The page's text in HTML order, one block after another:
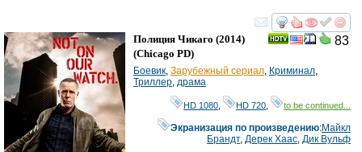
смотреть
83
Полиция Чикаго (2014)
(Chicago PD)
Боевик, Зарубежный сериал, Криминал,
Триллер, драма
HD 1080 HD 720 to be continued...
Экранизация по произведению:Майкл
Брандт,Дерек Хаас,Дик Вульф